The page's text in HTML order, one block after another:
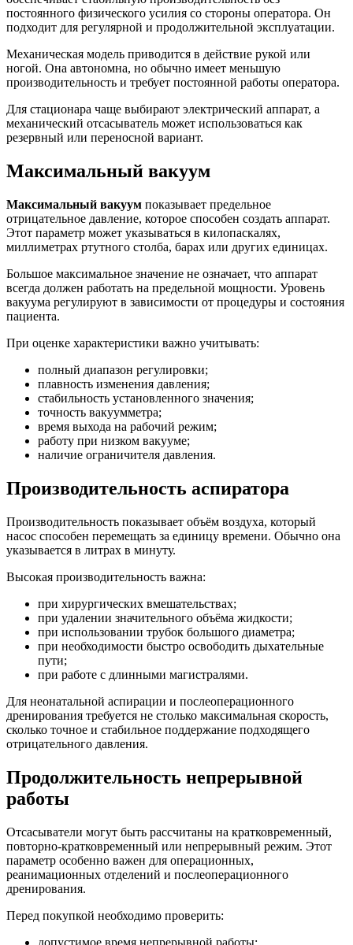
постоянного физического усилия со стороны оператора. Он
подходит для регулярной и продолжительной эксплуатации.
Механическая модель приводится в действие рукой или
ногой. Она автономна, но обычно имеет меньшую
производительность и требует постоянной работы оператора.
Для стационара чаще выбирают электрический аппарат, а
механический отсасыватель может использоваться как
резервный или переносной вариант.
Максимальный вакуум
Максимальный вакуум показывает предельное
отрицательное давление, которое способен создать аппарат.
Этот параметр может указываться в килопаскалях,
миллиметрах ртутного столба, барах или других единицах.
Большое максимальное значение не означает, что аппарат
всегда должен работать на предельной мощности. Уровень
вакуума регулируют в зависимости от процедуры и состояния
пациента.
При оценке характеристики важно учитывать:
полный диапазон регулировки;
плавность изменения давления;
стабильность установленного значения;
точность вакуумметра;
время выхода на рабочий режим;
работу при низком вакууме;
наличие ограничителя давления.
Производительность аспиратора
Производительность показывает объём воздуха, который
насос способен перемещать за единицу времени. Обычно она
указывается в литрах в минуту.
Высокая производительность важна:
при хирургических вмешательствах;
при удалении значительного объёма жидкости;
при использовании трубок большого диаметра;
при необходимости быстро освободить дыхательные
пути;
при работе с длинными магистралями.
Для неонатальной аспирации и послеоперационного
дренирования требуется не столько максимальная скорость,
сколько точное и стабильное поддержание подходящего
отрицательного давления.
Продолжительность непрерывной
работы
Отсасыватели могут быть рассчитаны на кратковременный,
повторно-кратковременный или непрерывный режим. Этот
параметр особенно важен для операционных,
реанимационных отделений и послеоперационного
дренирования.
Перед покупкой необходимо проверить:
допустимое время непрерывной работы;